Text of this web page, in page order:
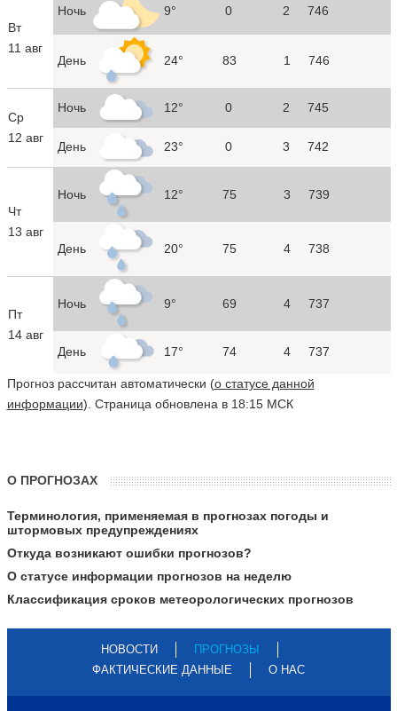
Вт
11 авг
Ночь 9° 0 2 746
День 24° 83 1 746
Ср
12 авг
Ночь 12° 0 2 745
День 23° 0 3 742
Чт
13 авг
Ночь 12° 75 3 739
День 20° 75 4 738
Пт
14 авг
Ночь 9° 69 4 737
День 17° 74 4 737
Прогноз рассчитан автоматически (о статусе данной
информации). Страница обновлена в 18:15 МСК
О ПРОГНОЗАХ
Терминология, применяемая в прогнозах погоды и
штормовых предупреждениях
Откуда возникают ошибки прогнозов?
О статусе информации прогнозов на неделю
Классификация сроков метеорологических прогнозов
НОВОСТИ
ПРОГНОЗЫ
ФАКТИЧЕСКИЕ ДАННЫЕ
О НАС